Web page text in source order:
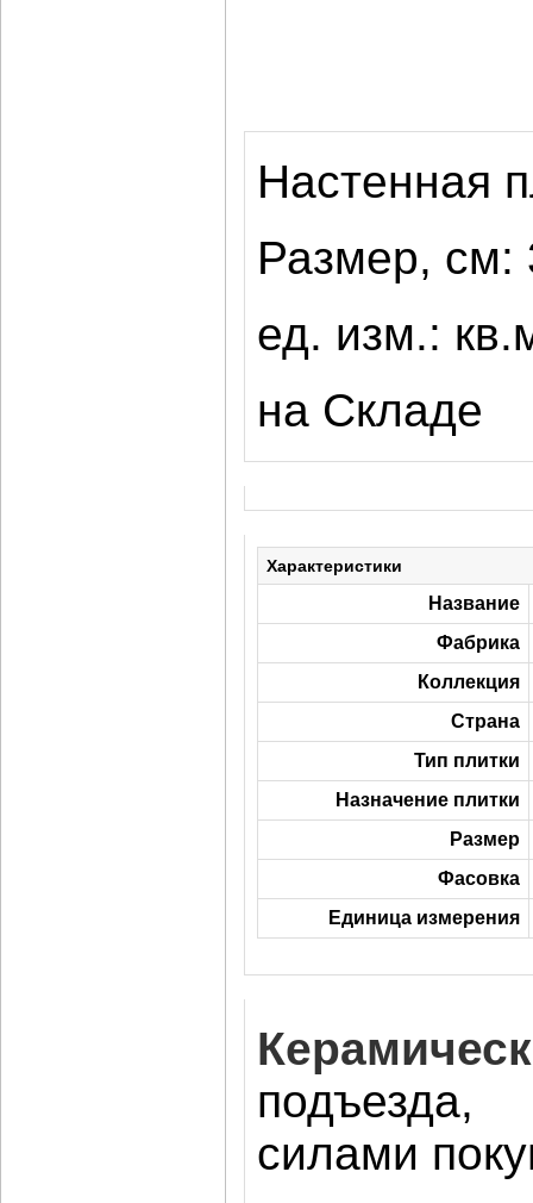
Настенная
Размер, см:
ед. изм.:
на Складе
Характеристики
Название
Фабрика
Коллекция
Страна
Тип плитки
Назначение плитки
Размер
Фасовка
Единица измерения
подъезда,
силами